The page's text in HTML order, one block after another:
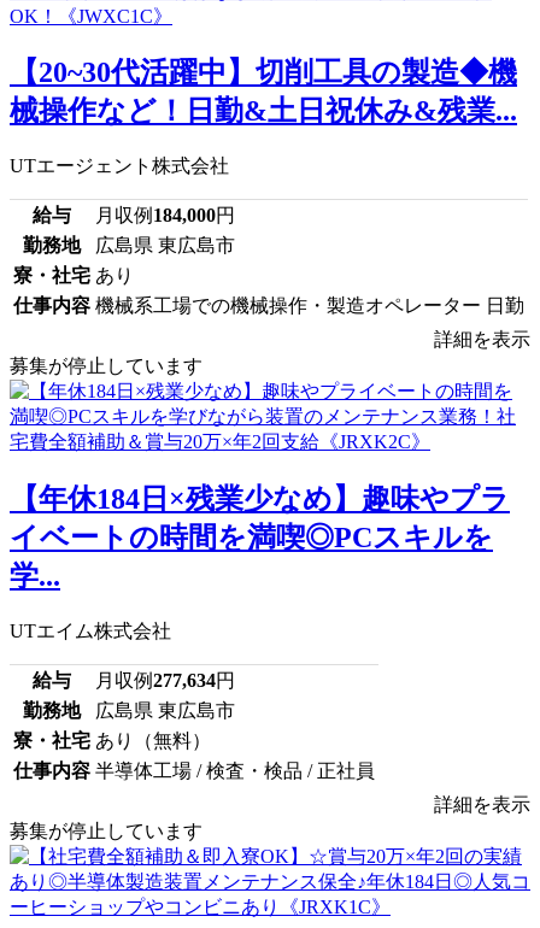
【20~30代活躍中】切削工具の製造◆機
械操作など！日勤&土日祝休み&残業...
UTエージェント株式会社
給与 月収例 184,000円
勤務地
広島県 東広島市
寮・社宅 あり
仕事内容 機械系工場での機械操作・製造オペレーター 日勤
詳細を表示
募集が停止しています
【年休184日×残業少なめ】趣味やプラ
イベートの時間を満喫◎PCスキルを
学...
UTエイム株式会社
給与 月収例277,634円
勤務地
広島県 東広島市
寮・社宅 あり（無料）
仕事内容 半導体工場 / 検査・検品 / 正社員
詳細を表示
募集が停止しています